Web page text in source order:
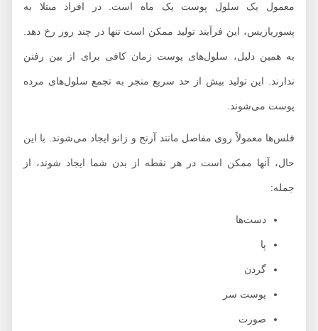
معمول یک سلول پوست یک ماه است. در افراد مبتلا به
پسوریازیس، این فرآیند تولید ممکن است تنها در چند روز رخ دهد.
به همین دلیل، سلول‌های پوست زمان کافی برای از بین رفتن
ندارند. این تولید بیش از حد سریع منجر به تجمع سلول‌های مرده
پوست می‌شوند.
فلس‌ها معمولاً روی مفاصل مانند آرنج و زانو ایجاد می‌شوند. با این
حال، آنها ممکن است در هر نقطه از بدن شما ایجاد شوند، از
جمله:
دست‌ها
گردن
پوست سر
صورت